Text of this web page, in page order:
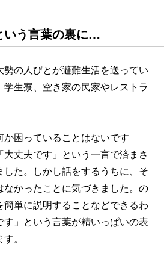
いう言葉の裏に…
の人びとが避難生活を送ってい
学生寮、空き家の民家やレストラ
困っていることはないです
丈夫です」という一言で済まさ
た。しかし話をするうちに、そ
かったことに気づきました。の
簡単に説明することなどできるわ
」という言葉が精いっぱいの表
。